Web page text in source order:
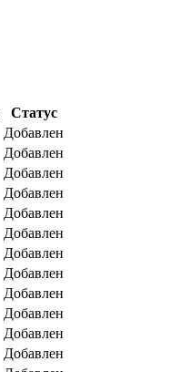
Статус
Добавлен
Добавлен
Добавлен
Добавлен
Добавлен
Добавлен
Добавлен
Добавлен
Добавлен
Добавлен
Добавлен
Добавлен